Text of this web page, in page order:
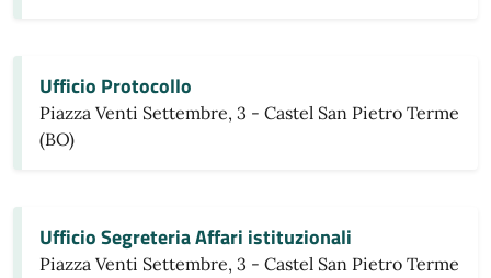
Ufficio Protocollo
Piazza Venti Settembre, 3 - Castel San Pietro Terme
(BO)
Ufficio Segreteria Affari istituzionali
Piazza Venti Settembre, 3 - Castel San Pietro Terme